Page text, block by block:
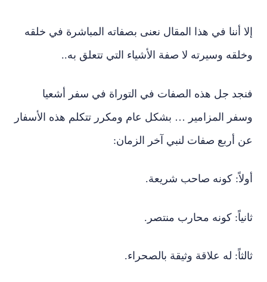
إلا أننا في هذا المقال نعنى بصفاته المباشرة في خلقه
وخلقه وسيرته لا صفة الأشياء التي تتعلق به..
فنجد جل هذه الصفات في التوراة في سفر أشعيا
وسفر المزامير … بشكل عام ومكرر تتكلم هذه الأسفار
عن أربع صفات لنبي آخر الزمان:
أولاً: كونه صاحب شريعة.
ثانياً: كونه محارب منتصر.
ثالثاً: له علاقة وثيقة بالصحراء.